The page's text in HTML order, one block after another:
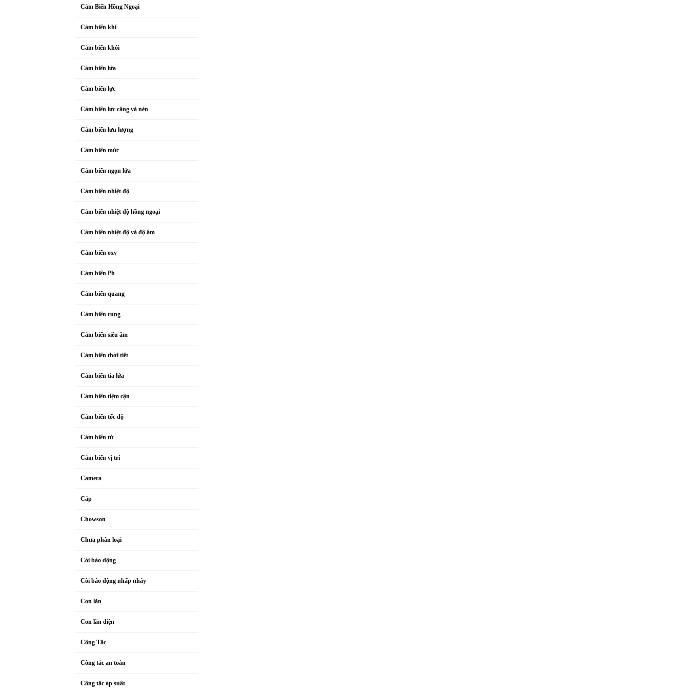
Cảm Biến Hồng Ngoại
Cảm biến khí
Cảm biến khói
Cảm biến lửa
Cảm biến lực
Cảm biến lực căng và nén
Cảm biến lưu lượng
Cảm biến mức
Cảm biến ngọn lửa
Cảm biến nhiệt độ
Cảm biến nhiệt độ hồng ngoại
Cảm biến nhiệt độ và độ ẩm
Cảm biến oxy
Cảm biến Ph
Cảm biến quang
Cảm biến rung
Cảm biến siêu âm
Cảm biến thời tiết
Cảm biến tia lửa
Cảm biến tiệm cận
Cảm biến tốc độ
Cảm biến từ
Cảm biến vị trí
Camera
Cáp
Chowson
Chưa phân loại
Còi báo dộng
Còi báo động nhấp nháy
Con lăn
Con lăn điện
Công Tắc
Công tắc an toàn
Công tắc áp suất